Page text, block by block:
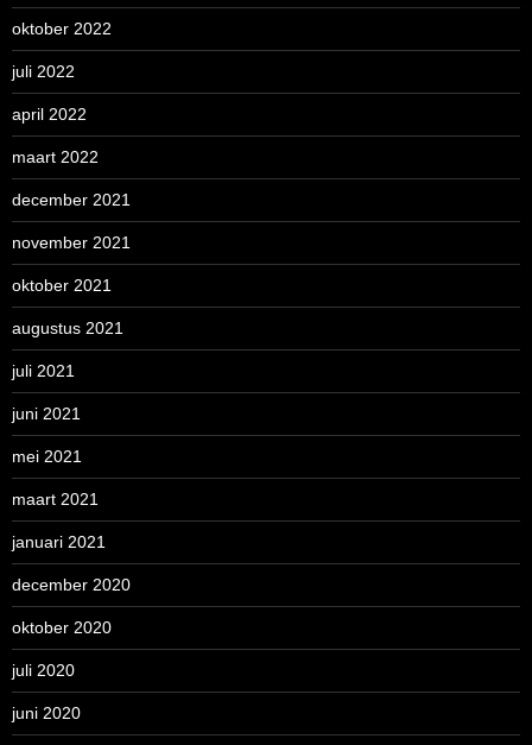
oktober 2022
juli 2022
april 2022
maart 2022
december 2021
november 2021
oktober 2021
augustus 2021
juli 2021
juni 2021
mei 2021
maart 2021
januari 2021
december 2020
oktober 2020
juli 2020
juni 2020